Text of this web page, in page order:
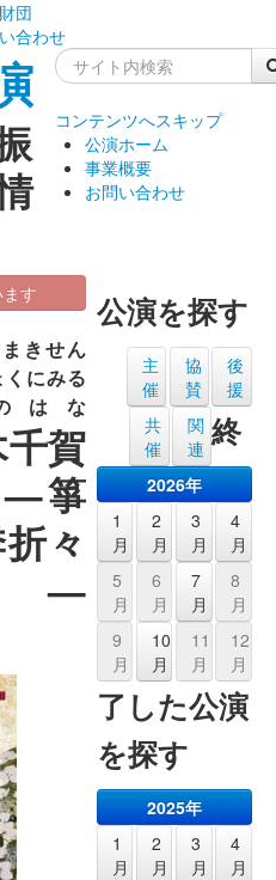
団
合わせ
コンテンツへスキップ
公演ホーム
事業概要
お問い合わせ
す
賀
—箏
々
—
きせん
にみる
はな
公演を探す
主
催
協
賛
後
援
共
催
関
連
2026年
1
月
2
月
3
月
4
月
5
月
6
月
7
月
8
月
9
月
10
月
11
月
12
月
終
了した公演
を探す
2025年
1
月
2
月
3
月
4
月